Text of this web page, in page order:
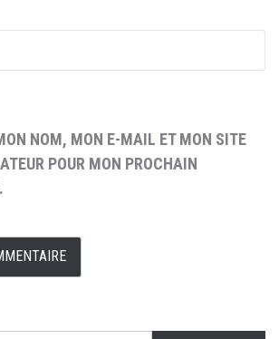
NOM, MON E-MAIL ET MON SITE
POUR MON PROCHAIN